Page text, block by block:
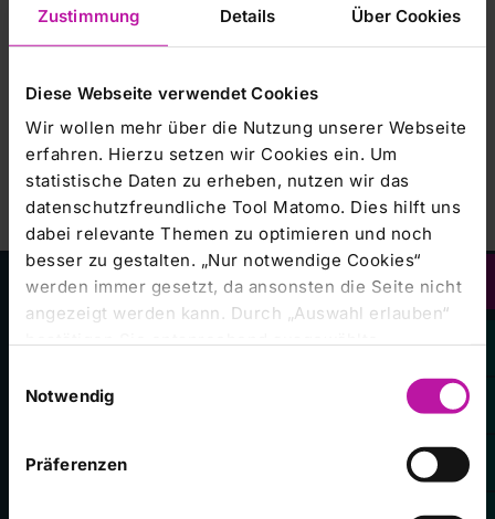
Zustimmung Details Über Cookies
Diese Webseite verwendet Cookies
Wir wollen mehr über die Nutzung unserer Webseite
erfahren. Hierzu setzen wir Cookies ein. Um
statistische Daten zu erheben, nutzen wir das
datenschutzfreundliche Tool Matomo. Dies hilft uns
dabei relevante Themen zu optimieren und noch
besser zu gestalten. „Nur notwendige Cookies“
werden immer gesetzt, da ansonsten die Seite nicht
angezeigt werden kann. Durch „Auswahl erlauben“
erlauben Sie alle eingesetzten Cookies. Sie können
Ihre
Einstellungen anpassen. Weitere Informationen
finden Sie auch in unserer
Datenschutzerklärung
Notwendig
Präferenzen
die Uhr erreichbar.
Unsere24h-Telefonnummerlautet: +49 (0) 335 548 1684
Kliniken im Konzern
Klinikum Frankfurt (Oder)